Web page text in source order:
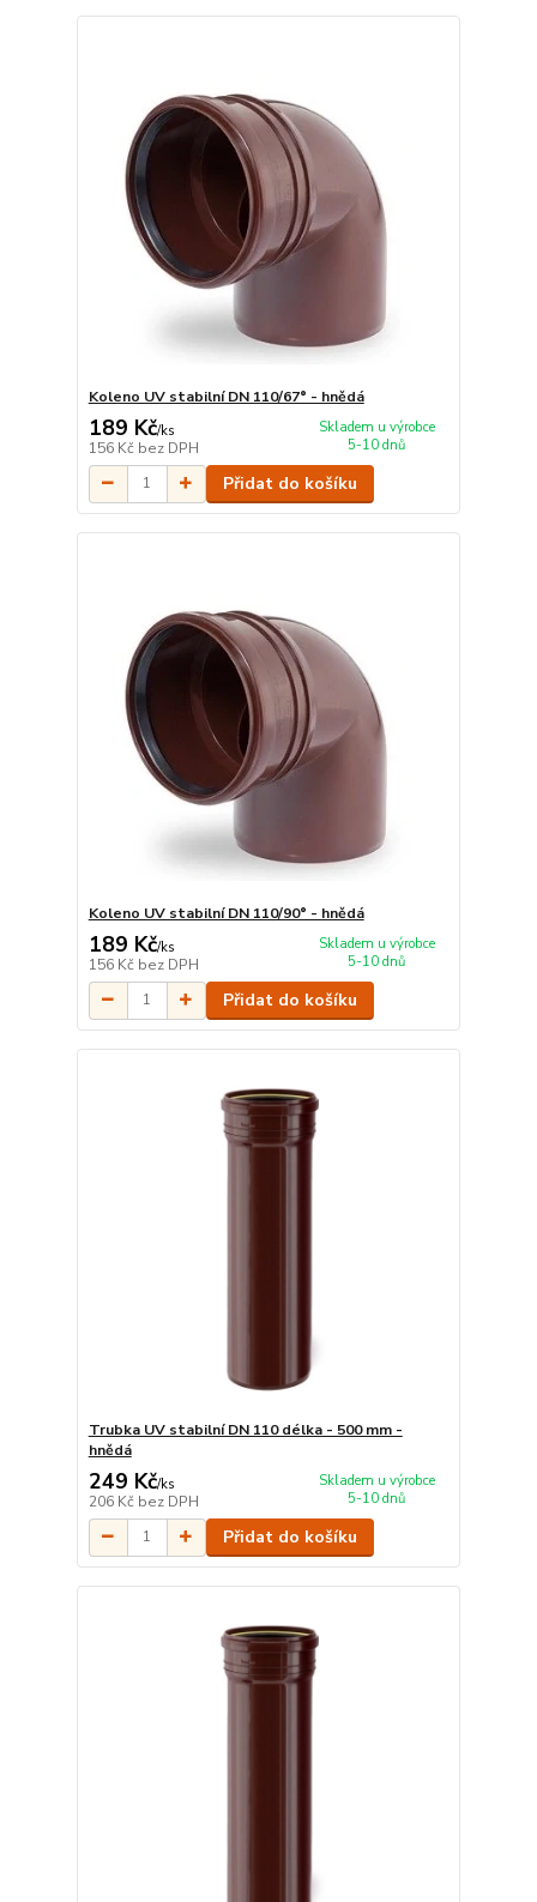
Koleno UV stabilní DN 110/67° - hnědá
189 Kč/ks
156 Kč bez DPH
Skladem u výrobce
5-10 dnů
Přidat do košíku
Koleno UV stabilní DN 110/90° - hnědá
189 Kč/ks
156 Kč bez DPH
Skladem u výrobce
5-10 dnů
Přidat do košíku
Trubka UV stabilní DN 110 délka - 500 mm -
hnědá
249 Kč/ks
206 Kč bez DPH
Skladem u výrobce
5-10 dnů
Přidat do košíku